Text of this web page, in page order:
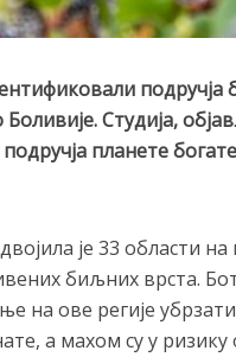
подручја
Студија,
планете
је 33 области
биљних врста.
на ове регије
а махом су у